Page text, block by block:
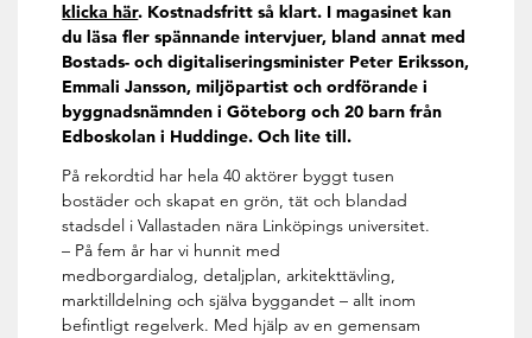
klicka här. Kostnadsfritt så klart. I magasinet kan
du läsa fler spännande intervjuer, bland annat med
Bostads- och digitaliseringsminister Peter Eriksson,
Emmali Jansson, miljöpartist och ordförande i
byggnadsnämnden i Göteborg och 20 barn från
Edboskolan i Huddinge. Och lite till.
På rekordtid har hela 40 aktörer byggt tusen
bostäder och skapat en grön, tät och blandad
stadsdel i Vallastaden nära Linköpings universitet.
– På fem år har vi hunnit med
medborgardialog, detaljplan, arkitekttävling,
marktilldelning och själva byggandet – allt inom
befintligt regelverk. Med hjälp av en gemensam